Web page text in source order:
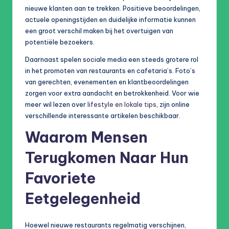
nieuwe klanten aan te trekken. Positieve beoordelingen,
actuele openingstijden en duidelijke informatie kunnen
een groot verschil maken bij het overtuigen van
potentiële bezoekers.
Daarnaast spelen sociale media een steeds grotere rol
in het promoten van restaurants en cafetaria’s. Foto’s
van gerechten, evenementen en klantbeoordelingen
zorgen voor extra aandacht en betrokkenheid. Voor wie
meer wil lezen overlifestyle en lokale tips , zijn online
verschillende interessante artikelen beschikbaar.
Waarom Mensen
Terugkomen Naar Hun
Favoriete
Eetgelegenheid
Hoewel nieuwe restaurants regelmatig verschijnen,